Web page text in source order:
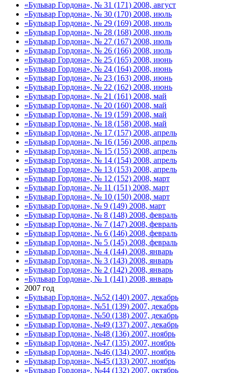
«Бульвар Гордона», № 31 (171) 2008, август
«Бульвар Гордона», № 30 (170) 2008, июль
«Бульвар Гордона», № 29 (169) 2008, июль
«Бульвар Гордона», № 28 (168) 2008, июль
«Бульвар Гордона», № 27 (167) 2008, июль
«Бульвар Гордона», № 26 (166) 2008, июль
«Бульвар Гордона», № 25 (165) 2008, июнь
«Бульвар Гордона», № 24 (164) 2008, июнь
«Бульвар Гордона», № 23 (163) 2008, июнь
«Бульвар Гордона», № 22 (162) 2008, июнь
«Бульвар Гордона», № 21 (161) 2008, май
«Бульвар Гордона», № 20 (160) 2008, май
«Бульвар Гордона», № 19 (159) 2008, май
«Бульвар Гордона», № 18 (158) 2008, май
«Бульвар Гордона», № 17 (157) 2008, апрель
«Бульвар Гордона», № 16 (156) 2008, апрель
«Бульвар Гордона», № 15 (155) 2008, апрель
«Бульвар Гордона», № 14 (154) 2008, апрель
«Бульвар Гордона», № 13 (153) 2008, апрель
«Бульвар Гордона», № 12 (152) 2008, март
«Бульвар Гордона», № 11 (151) 2008, март
«Бульвар Гордона», № 10 (150) 2008, март
«Бульвар Гордона», № 9 (149) 2008, март
«Бульвар Гордона», № 8 (148) 2008, февраль
«Бульвар Гордона», № 7 (147) 2008, февраль
«Бульвар Гордона», № 6 (146) 2008, февраль
«Бульвар Гордона», № 5 (145) 2008, февраль
«Бульвар Гордона», № 4 (144) 2008, январь
«Бульвар Гордона», № 3 (143) 2008, январь
«Бульвар Гордона», № 2 (142) 2008, январь
«Бульвар Гордона», № 1 (141) 2008, январь
2007 год
«Бульвар Гордона», №52 (140) 2007, декабрь
«Бульвар Гордона», №51 (139) 2007, декабрь
«Бульвар Гордона», №50 (138) 2007, декабрь
«Бульвар Гордона», №49 (137) 2007, декабрь
«Бульвар Гордона», №48 (136) 2007, ноябрь
«Бульвар Гордона», №47 (135) 2007, ноябрь
«Бульвар Гордона», №46 (134) 2007, ноябрь
«Бульвар Гордона», №45 (133) 2007, ноябрь
«Бульвар Гордона», №44 (132) 2007, октябрь